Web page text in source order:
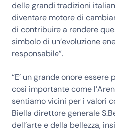
delle grandi tradizioni
diventare motore di
di contribuire a rendere
simbolo di un’evoluzione
responsabile”.
“E’ un grande onore essere
così importante come
sentiamo vicini per i valori
Biella direttore generale
dell’arte e della bellezza,